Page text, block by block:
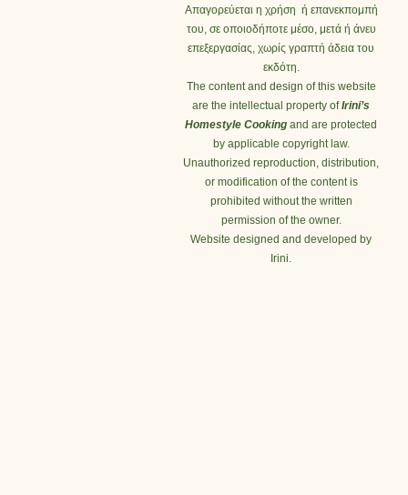
Απαγορεύεται η χρήση ή επανεκπομπή
του, σε οποιοδήποτε μέσο, μετά ή άνευ
επεξεργασίας, χωρίς γραπτή άδεια του
εκδότη.
The content and design of this website
are the intellectual property ofIrini’s
Homestyle Cooking and are protected
by applicable copyright law.
Unauthorized reproduction, distribution,
or modification of the content is
prohibited without the written
permission of the owner.
Website designed and developed by
Irini.